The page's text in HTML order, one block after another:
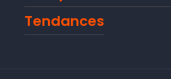
Tendances